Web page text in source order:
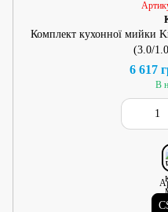
Комплект кухонної мийки
(3.0/
6 617
В